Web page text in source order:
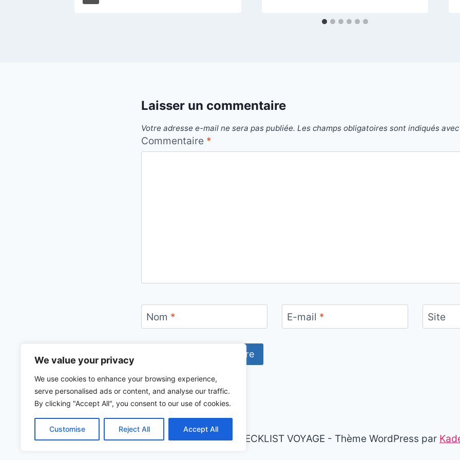
We value your privacy
We use cookies to enhance your browsing experience,
serve personalised ads or content, and analyse our traffic.
By clicking "Accept All", you consent to our use of cookies.
Customise Reject All Accept All
Laisser un commentaire
Votre adresse e-mail ne sera pas publiée. Les champs obligatoires sont indiqués
Commentaire *
Nom * E-mail * Site
© 2026 CHECKLIST VOYAGE - Thème WordPress par